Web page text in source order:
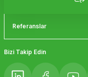
Referanslar
Bizi Takip Edin